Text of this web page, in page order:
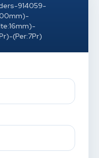
914059-
(Per:7Pr)